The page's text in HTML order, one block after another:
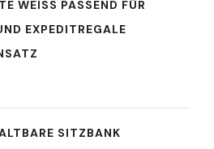
WEISS PASSEND FÜR K
EXPEDITREGALE R
SITZBANK